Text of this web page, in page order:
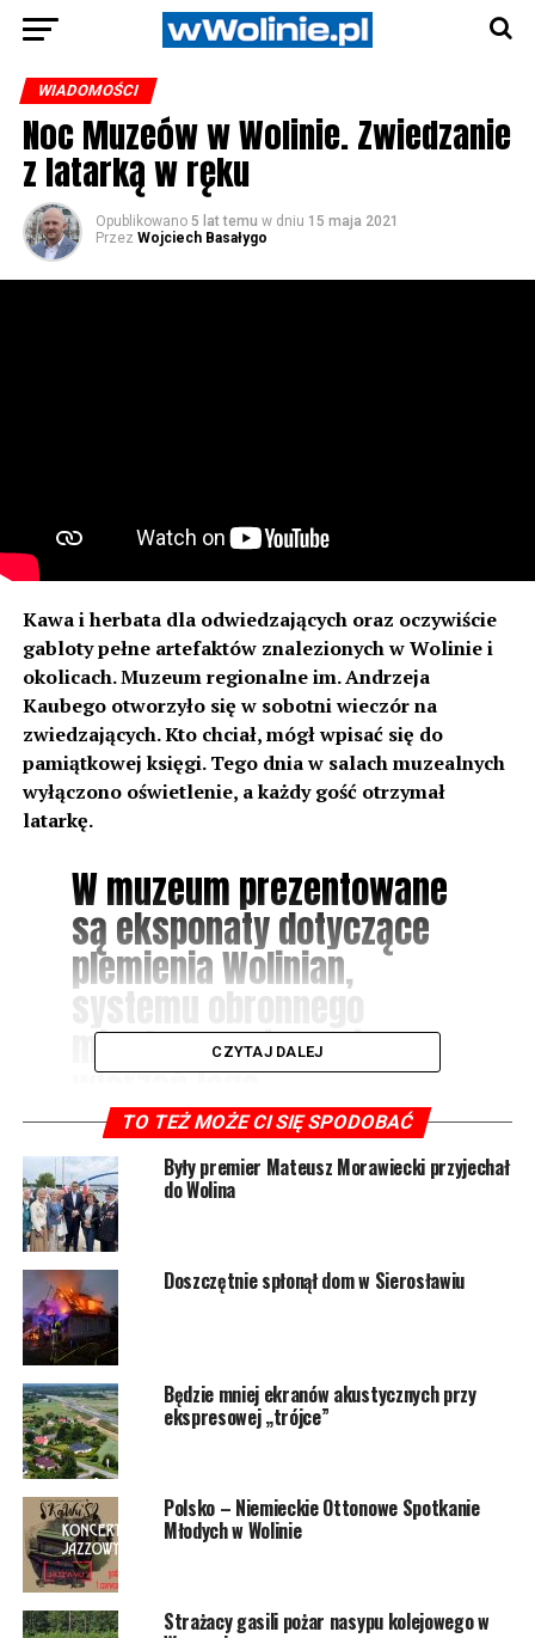
WIADOMOŚCI
Noc Muzeów w Wolinie. Zwiedzanie
z latarką w ręku
Opublikowano 5 lat temu w dniu 15 maja 2021
Przez Wojciech Basałygo
Kawa i herbata dla odwiedzających oraz oczywiście
gabloty pełne artefaktów znalezionych w Wolinie i
okolicach. Muzeum regionalne im. Andrzeja
Kaubego otworzyło się w sobotni wieczór na
zwiedzających. Kto chciał, mógł wpisać się do
pamiątkowej księgi. Tego dnia w salach muzealnych
wyłączono oświetlenie, a każdy gość otrzymał
latarkę.
W muzeum prezentowane
są eksponaty dotyczące
plemienia Wolinian,
systemu obronnego
miasta, rzemiosła, i
wierzeń jego
średniowiecznych
mieszkańców.
Można zobaczyć makietę Wolina ukazującą miasto
na przełomie XIX i XX w., a także obejrzeć przedwojenne
widokówki.
POWIĄZANE TEMATY:
Schody na plażę w Świętouściu najpóźniej do końca
czerwca
NIE PRZEGAP
Ogródki restauracyjne nareszcie otwarte!
CZYTAJ DALEJ
TO TEŻ MOŻE CI SIĘ SPODOBAĆ
Były premier Mateusz Morawiecki przyjechał
do Wolina
Doszczętnie spłonął dom w Sierosławiu
Będzie mniej ekranów akustycznych przy
ekspresowej „trójce”
Polsko – Niemieckie Ottonowe Spotkanie
Młodych w Wolinie
Strażacy gasili pożar nasypu kolejowego w